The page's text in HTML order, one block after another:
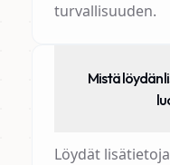
turvallisuuden.
Mistä löydän
Löydät